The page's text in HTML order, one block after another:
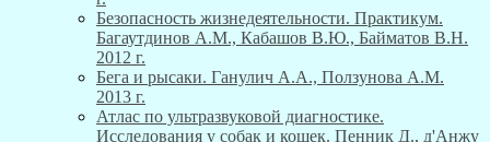
Безопасность жизнедеятельности. Практикум.
Багаутдинов А.М., Кабашов В.Ю., Байматов В.Н.
2012 г.
Бега и рысаки. Ганулич А.А., Ползунова А.М.
2013 г.
Атлас по ультразвуковой диагностике.
Исследования у собак и кошек. Пенник Д., д'Анжу